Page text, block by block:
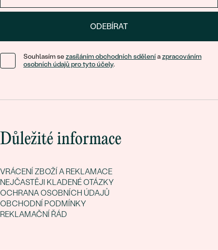
ODEBÍRAT
Souhlasím sezasíláním obchodních sděleníazpracováním
osobních údajů pro tyto účely.
Důležité informace
VRÁCENÍ ZBOŽÍ A REKLAMACE
NEJČASTĚJI KLADENÉ OTÁZKY
OCHRANA OSOBNÍCH ÚDAJŮ
OBCHODNÍ PODMÍNKY
REKLAMAČNÍ ŘÁD